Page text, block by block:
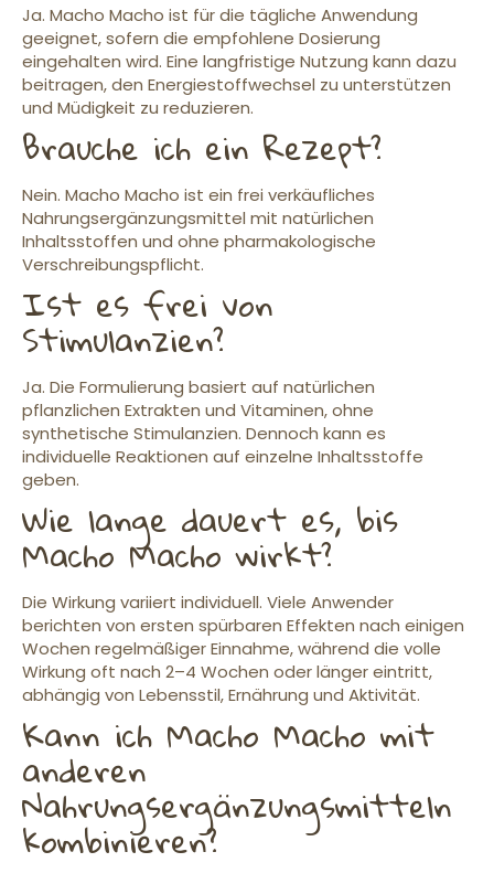
Ja. Macho Macho ist für die tägliche Anwendung
geeignet, sofern die empfohlene Dosierung
eingehalten wird. Eine langfristige Nutzung kann dazu
beitragen, den Energiestoffwechsel zu unterstützen
und Müdigkeit zu reduzieren.
Brauche ich ein Rezept?
Nein. Macho Macho ist ein frei verkäufliches
Nahrungsergänzungsmittel mit natürlichen
Inhaltsstoffen und ohne pharmakologische
Verschreibungspflicht.
Ist es frei von
Stimulanzien?
Ja. Die Formulierung basiert auf natürlichen
pflanzlichen Extrakten und Vitaminen, ohne
synthetische Stimulanzien. Dennoch kann es
individuelle Reaktionen auf einzelne Inhaltsstoffe
geben.
Wie lange dauert es, bis
Macho Macho wirkt?
Die Wirkung variiert individuell. Viele Anwender
berichten von ersten spürbaren Effekten nach einigen
Wochen regelmäßiger Einnahme, während die volle
Wirkung oft nach 2–4 Wochen oder länger eintritt,
abhängig von Lebensstil, Ernährung und Aktivität.
Kann ich Macho Macho mit
anderen
Nahrungsergänzungsmitteln
kombinieren?